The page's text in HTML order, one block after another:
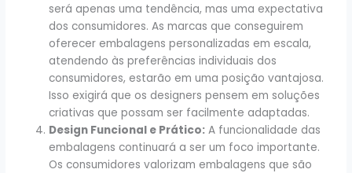
será apenas uma tendência, mas uma expectativa
dos consumidores. As marcas que conseguirem
oferecer embalagens personalizadas em escala,
atendendo às preferências individuais dos
consumidores, estarão em uma posição vantajosa.
Isso exigirá que os designers pensem em soluções
criativas que possam ser facilmente adaptadas.
Design Funcional e Prático: A funcionalidade das
embalagens continuará a ser um foco importante.
Os consumidores valorizam embalagens que são